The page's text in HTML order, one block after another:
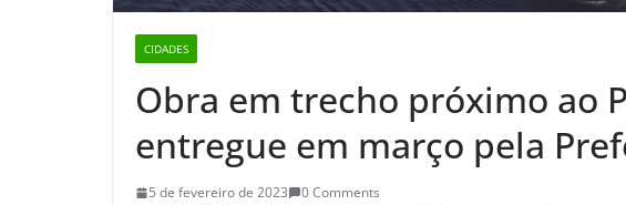
CIDADES
Obra em trecho próximo ao
entregue em março pela
5 de fevereiro de 2023
0 Comments